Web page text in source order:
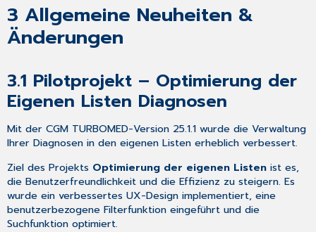
3 Allgemeine Neuheiten &
Änderungen
3.1 Pilotprojekt – Optimierung der
Eigenen Listen Diagnosen
Mit der CGM TURBOMED-Version 25.1.1 wurde die Verwaltung
Ihrer Diagnosen in den eigenen Listen erheblich verbessert.
Ziel des Projekts Optimierung der eigenen Listen ist es,
die Benutzerfreundlichkeit und die Effizienz zu steigern. Es
wurde ein verbessertes UX-Design implementiert, eine
benutzerbezogene Filterfunktion eingeführt und die
Suchfunktion optimiert.